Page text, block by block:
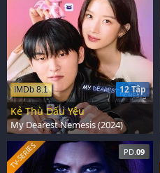
12 Tập
IMDb 8.1
Kẻ Thù Dấu Yêu
My Dearest Nemesis (2024)
PD.09
TV-SERIES